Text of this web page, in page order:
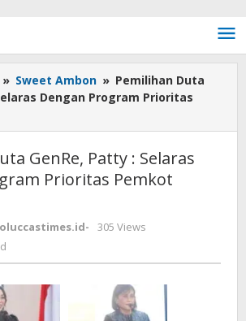
» Sweet Ambon » Pemilihan Duta
Dengan Program Prioritas
GenRe, Patty : Selaras
Prioritas Pemkot
-
305 Views